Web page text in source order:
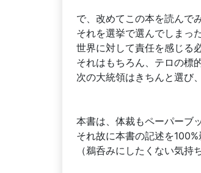
で、改めてこの本を読んで
それを選挙で選んでしまっ
世界に対して責任を感じる
それはもちろん、テロの標
次の大統領はきちんと選び
本書は、体裁もペーパーブ
それ故に本書の記述を
（鵜呑みにしたくない気持